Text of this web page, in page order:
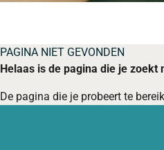
PAGINA NIET GEVONDEN
Helaas is de pagina die je zoekt
De pagina die je probeert te